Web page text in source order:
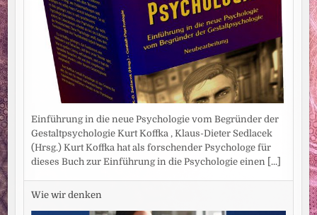
Einführung in die neue Psychologie vom Begründer der
Gestaltpsychologie Kurt Koffka , Klaus-Dieter Sedlacek
(Hrsg.) Kurt Koffka hat als forschender Psychologe für
dieses Buch zur Einführung in die Psychologie einen [...]
Wie wir denken